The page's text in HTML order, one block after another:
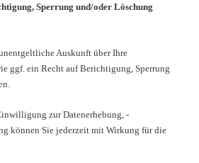
Sperrung und/oder Löschung
Auskunft über Ihre
ggf. ein Recht auf Berichtigung, Sperrung
zur Datenerhebung, -
können Sie jederzeit mit Wirkung für die